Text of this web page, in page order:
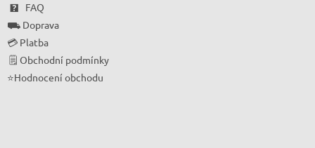
🯄 FAQ
⛟ Doprava
💳 Platba
🗒 Obchodní podmínky
⭐Hodnocení obchodu